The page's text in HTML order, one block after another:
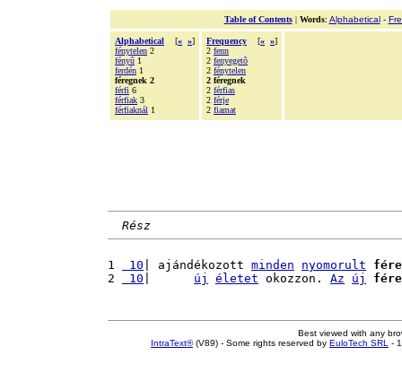
Table of Contents| Words: Alphabetical-
Alphabetical [« »]
fénytelen 2
fényû 1
ferdén 1
féregnek 2
férfi 6
férfiak 3
férfiaknál 1
Frequency [« »]
2 fenn
2 fenyegetõ
2 fénytelen
2 féregnek
2 férfias
2 férje
2 fiamat
Rész
1 10 | ajándékozott minden nyomorult
2
10 új életet okozzon. Az új
Best viewed with any
IntraText®(V89) - Some rights reserved by EuloTech SRL -